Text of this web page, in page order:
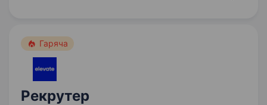
Гаряча
Рекрутер